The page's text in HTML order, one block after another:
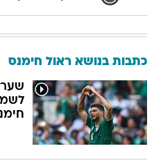
כתבות בנושא ראול חימנס
שער